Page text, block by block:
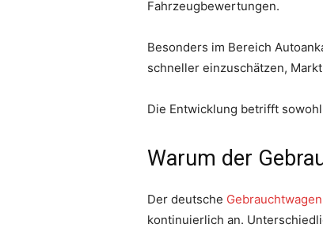
Fahrzeugbewertungen.
Besonders im Bereich
schneller einzuschätzen,
Die Entwicklung betrifft
Warum der
Der deutsche
kontinuierlich an.